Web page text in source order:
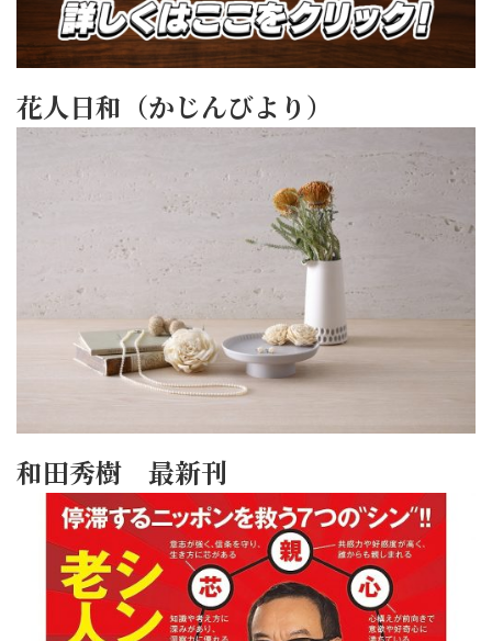
花人日和（かじんびより）
和田秀樹 最新刊